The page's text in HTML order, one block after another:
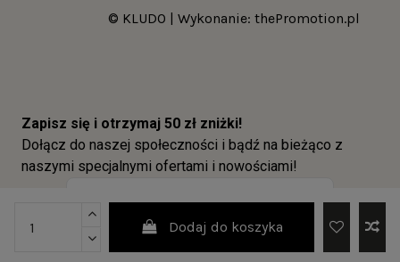
Dodaj do koszyka
© KLUDO | Wykonanie: thePromotion.pl